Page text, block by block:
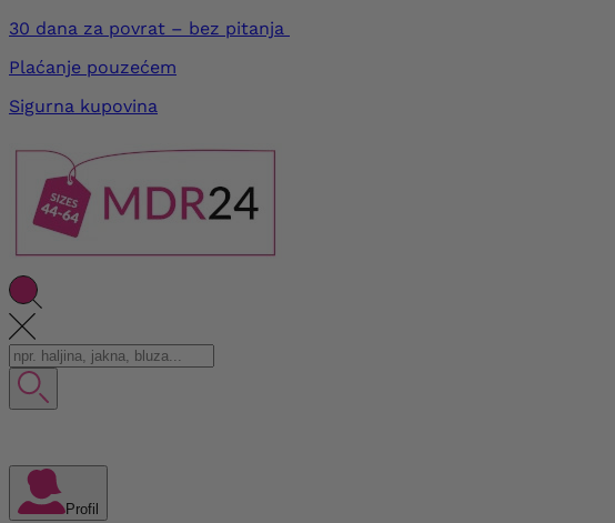
30 dana za povrat – bez pitanja
Plaćanje pouzećem
Sigurna kupovina
Profil